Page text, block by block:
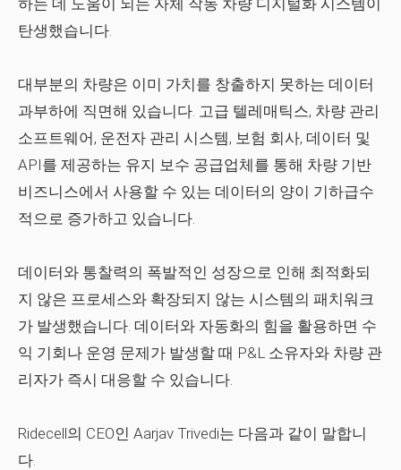
하는 데 도움이 되는 자체 작동 차량 디지털화 시스템이
탄생했습니다.
대부분의 차량은 이미 가치를 창출하지 못하는 데이터
과부하에 직면해 있습니다. 고급 텔레매틱스, 차량 관리
소프트웨어, 운전자 관리 시스템, 보험 회사, 데이터 및
API를 제공하는 유지 보수 공급업체를 통해 차량 기반
비즈니스에서 사용할 수 있는 데이터의 양이 기하급수
적으로 증가하고 있습니다.
데이터와 통찰력의 폭발적인 성장으로 인해 최적화되
지 않은 프로세스와 확장되지 않는 시스템의 패치워크
가 발생했습니다. 데이터와 자동화의 힘을 활용하면 수
익 기회나 운영 문제가 발생할 때 P&L 소유자와 차량 관
리자가 즉시 대응할 수 있습니다.
Ridecell의 CEO인 Aarjav Trivedi는 다음과 같이 말합니
다.